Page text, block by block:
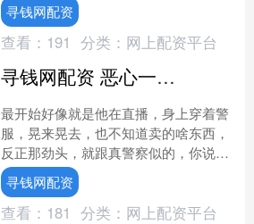
量发....
寻钱网配资
查看： 191 分类： 网上配资平台
寻钱网配资 恶心一幕出现了！嘎子被拘7天后，这几位也意外被牵连其中
最开始好像就是他在直播，身上穿着警
服，晃来晃去，也不知道卖的啥东西，
反正那劲头，就跟真警察似的，你说这
能行吗，明眼人一看就觉得不对劲，网
上立马就炸锅了，质疑声可....
寻钱网配资
查看： 181 分类： 网上配资平台